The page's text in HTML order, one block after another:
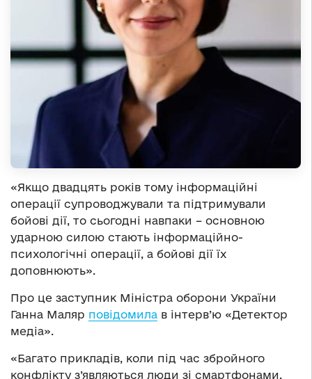
«Якщо двадцять років тому інформаційні
операції супроводжували та підтримували
бойові дії, то сьогодні навпаки – основною
ударною силою стають інформаційно-
психологічні операції, а бойові дії їх
доповнюють».
Про це заступник Міністра оборони України
Ганна Маляр повідомила в інтерв’ю «Детектор
медіа».
«Багато прикладів, коли під час збройного
конфлікту з’являються люди зі смартфонами,